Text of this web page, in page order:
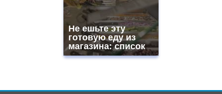
Не ешьте эту
готовую еду из
магазина: список